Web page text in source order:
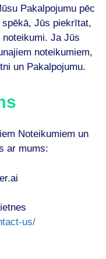
Pakalpojumu pēc
Jūs piekrītat,
Ja Jūs
noteikumiem,
un Pakalpojumu.
Noteikumiem un
ar mums:
us/